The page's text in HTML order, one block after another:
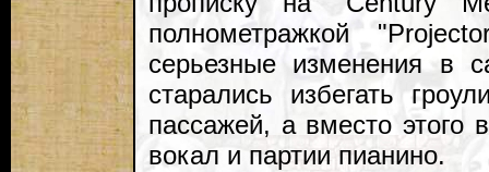
полнометражкой
серьезные изменения в
старались избегать
пассажей, а вместо этого
вокал и партии пианино.